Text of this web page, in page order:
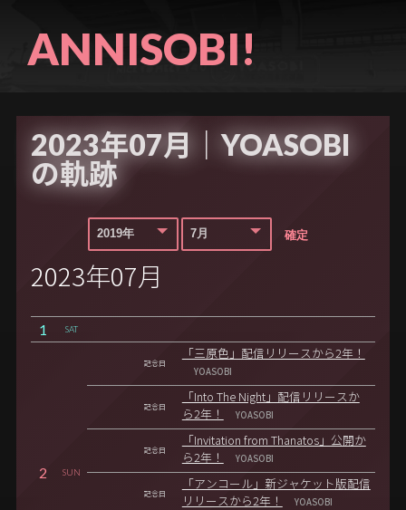
ANNISOBI!
2023年07月｜YOASOBI
の軌跡
2023年07月
1 SAT
2 SUN
記念日
「三原色」配信リリースから2年！
YOASOBI
記念日
「Into The Night」配信リリースか
ら2年！
YOASOBI
記念日
「Invitation from Thanatos」公開か
ら2年！
YOASOBI
記念日
「アンコール」新ジャケット版配信
リリースから2年！
YOASOBI